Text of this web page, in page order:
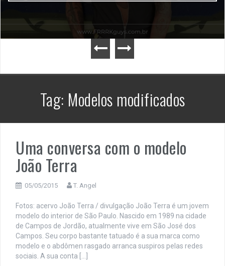
Tag: Modelos modificados
Uma conversa com o modelo
João Terra
05/05/2015 T. Angel
Fotos: acervo João Terra / divulgação João Terra é um jovem
modelo do interior de São Paulo. Nascido em 1989 na cidade
de Campos de Jordão, atualmente vive em São José dos
Campos. Seu corpo bastante tatuado é a sua marca como
modelo e o abdômen rasgado arranca suspiros pelas redes
sociais. A sua conta […]